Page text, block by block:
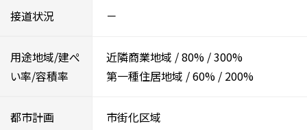
接道状況 －
用途地域/建ぺ
い率/容積率
近隣商業地域 /80% /300%
第一種住居地域 /60% / 200%
都市計画 市街化区域